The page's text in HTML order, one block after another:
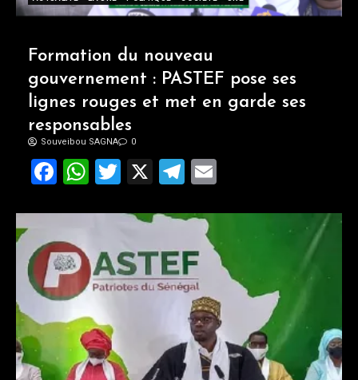
Formation du nouveau
gouvernement : PASTEF pose ses
lignes rouges et met en garde ses
responsables
Souveibou SAGNA 0
Facebook
WhatsApp
Twitter
X Telegram